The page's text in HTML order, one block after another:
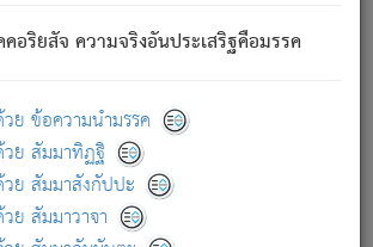
อริยสัจ ความจริงอันประเสริฐคือมรรค
ย ข้อความนำมรรค
ย สัมมาทิฏฐิ
ย สัมมาสังกัปปะ
ย สัมมาวาจา
อนไลน์ (Disclaimer)
อนไลน์" พยายามปรับปรุงข้อมูลให้ถูกต้องมากที่สุด
บตัวเล่มหนังสือต้นฉบับ ที่มีการพิมพ์ครั้งล่าสุด
ารอ้างอิง"
เกี่ยวกับการพัฒนา|แจ้งข้อผิดพลาด / แนะนำ